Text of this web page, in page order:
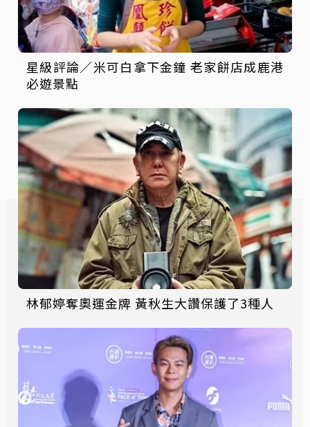
星級評論／米可白拿下金鐘 老家餅店成鹿港
必遊景點
林郁婷奪奧運金牌 黃秋生大讚保護了3種人